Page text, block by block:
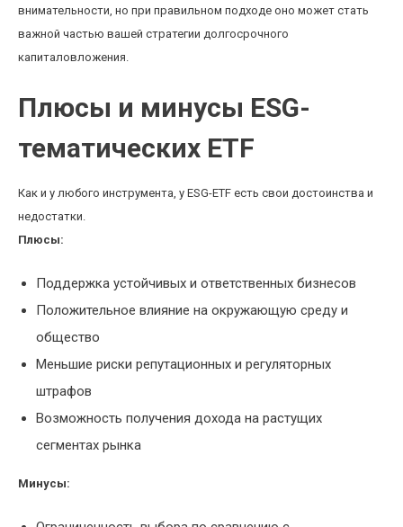
внимательности, но при правильном подходе оно может стать
важной частью вашей стратегии долгосрочного
капиталовложения.
Плюсы и минусы ESG-
тематических ETF
Как и у любого инструмента, у ESG-ETF есть свои достоинства и
недостатки.
Плюсы:
Поддержка устойчивых и ответственных бизнесов
Положительное влияние на окружающую среду и
общество
Меньшие риски репутационных и регуляторных
штрафов
Возможность получения дохода на растущих
сегментах рынка
Минусы: